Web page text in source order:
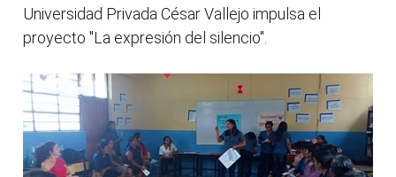
Universidad Privada César Vallejo impulsa el
proyecto "La expresión del silencio".